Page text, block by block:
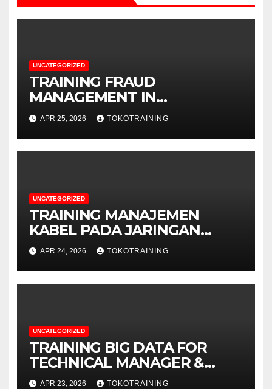
UNCATEGORIZED
TRAINING FRAUD
MANAGEMENT IN
TELECOMMUNICATION
BUSINESS
APR 25, 2026 TOKOTRAINING
UNCATEGORIZED
TRAINING MANAJEMEN
KABEL PADA JARINGAN
TELEKOMUNIKASI
APR 24, 2026 TOKOTRAINING
UNCATEGORIZED
TRAINING BIG DATA FOR
TECHNICAL MANAGER &
DECISION MAKERS
APR 23, 2026 TOKOTRAINING